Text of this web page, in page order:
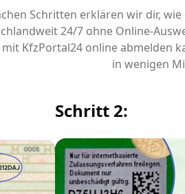
Schritten erklären wir dir,
24/7 ohne Online-
KfzPortal24 online abmelden
in wenigen
Schritt 2: